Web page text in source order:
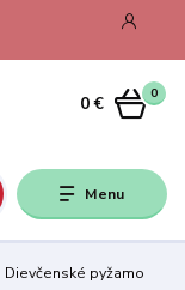
Menu
0
0 €
Dievčenské pyžamo